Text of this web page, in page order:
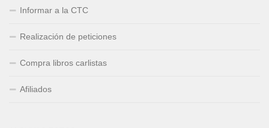
Informar a la CTC
Realización de peticiones
Compra libros carlistas
Afiliados